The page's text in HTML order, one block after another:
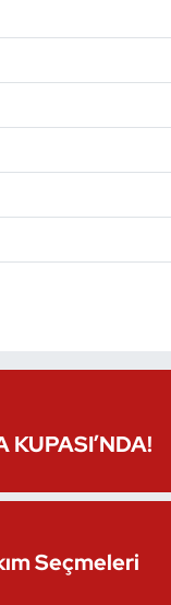
KUPASI’NDA!
Seçmeleri